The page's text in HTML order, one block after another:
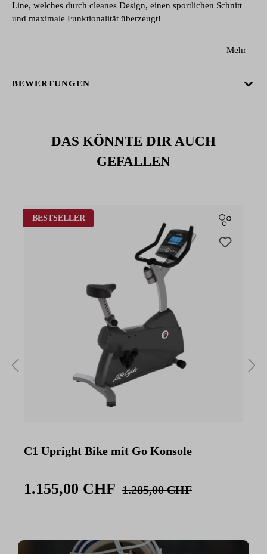
Line, welches durch cleanes Design, einen sportlichen Schnitt
und maximale Funktionalität überzeugt!
Mehr
BEWERTUNGEN
DAS KÖNNTE DIR AUCH
GEFALLEN
Produktgalerie überspringen
BESTSELLER
C1 Upright Bike mit Go Konsole
1.155,00 CHF 1.285,00 CHF